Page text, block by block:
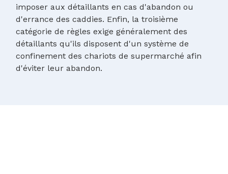
imposer aux détaillants en cas d'abandon ou
d'errance des caddies. Enfin, la troisième
catégorie de règles exige généralement des
détaillants qu'ils disposent d'un système de
confinement des chariots de supermarché afin
d'éviter leur abandon.